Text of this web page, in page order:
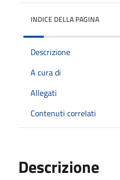
INDICE DELLA PAGINA
Descrizione
A cura di
Allegati
Contenuti correlati
Descrizione